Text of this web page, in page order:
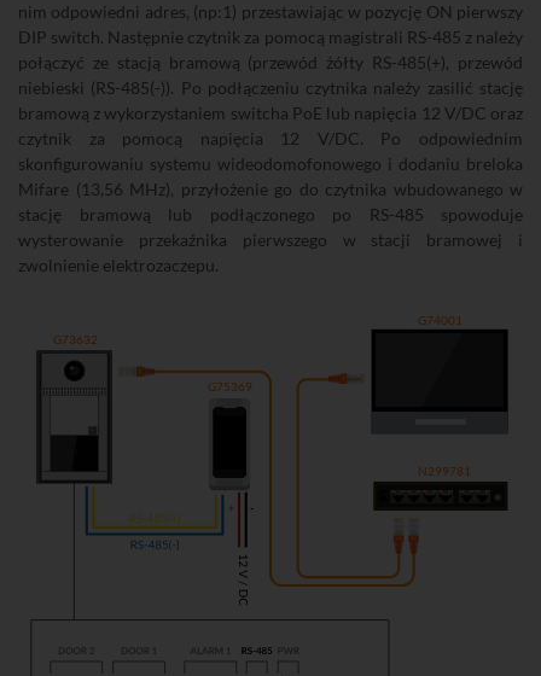
nim odpowiedni adres, (np:1) przestawiając w pozycję ON pierwszy
DIP switch. Następnie czytnik za pomocą magistrali RS-485 z należy
połączyć ze stacją bramową (przewód żółty RS-485(+), przewód
niebieski (RS-485(-)). Po podłączeniu czytnika należy zasilić stację
bramową z wykorzystaniem switcha PoE lub napięcia 12 V/DC oraz
czytnik za pomocą napięcia 12 V/DC. Po odpowiednim
skonfigurowaniu systemu wideodomofonowego i dodaniu breloka
Mifare (13,56 MHz), przyłożenie go do czytnika wbudowanego w
stację bramową lub podłączonego po RS-485 spowoduje
wysterowanie przekaźnika pierwszego w stacji bramowej i
zwolnienie elektrozaczepu.
G75369
G74001
N299781
G73632